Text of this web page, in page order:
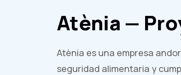
Atènia —
Atènia es una empresa
seguridad alimentaria y